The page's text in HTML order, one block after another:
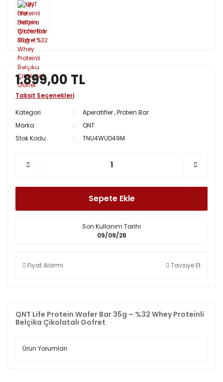
QNT Life Protein Wafer Bar 35g – %32 Whey Proteinli
Belçika Çikolatalı Gofret
Ürün Yorumları
1.899,00 TL
Taksit Seçenekleri
Kategori
Aperatifler,Protein Bar
Marka
QNT
Stok Kodu
TNU4WUD49M
Sepete Ekle
Son Kullanım Tarihi
09/09/28
Fiyat Alarmı Tavsiye Et